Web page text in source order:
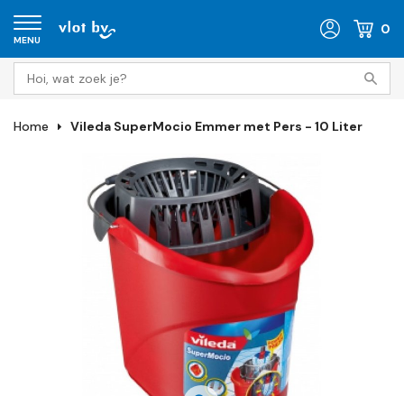
MENU
0
Home Vileda SuperMocio Emmer met Pers - 10 Liter